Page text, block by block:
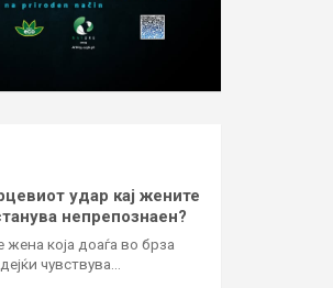
удар кај жените
непрепознаен?
жена која доаѓа во брза
чувствува…